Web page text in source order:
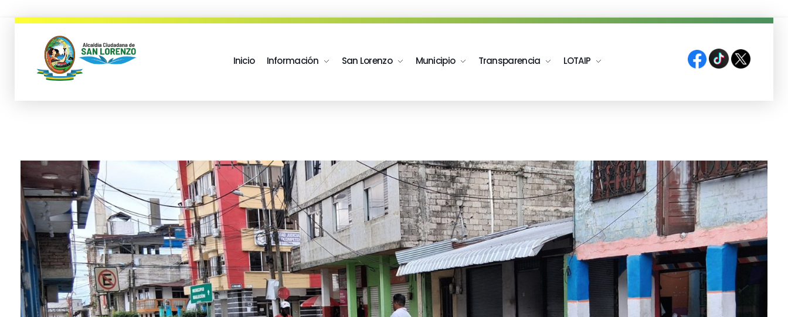
Inicio Información San Lorenzo Municipio Transparencia LOTAIP